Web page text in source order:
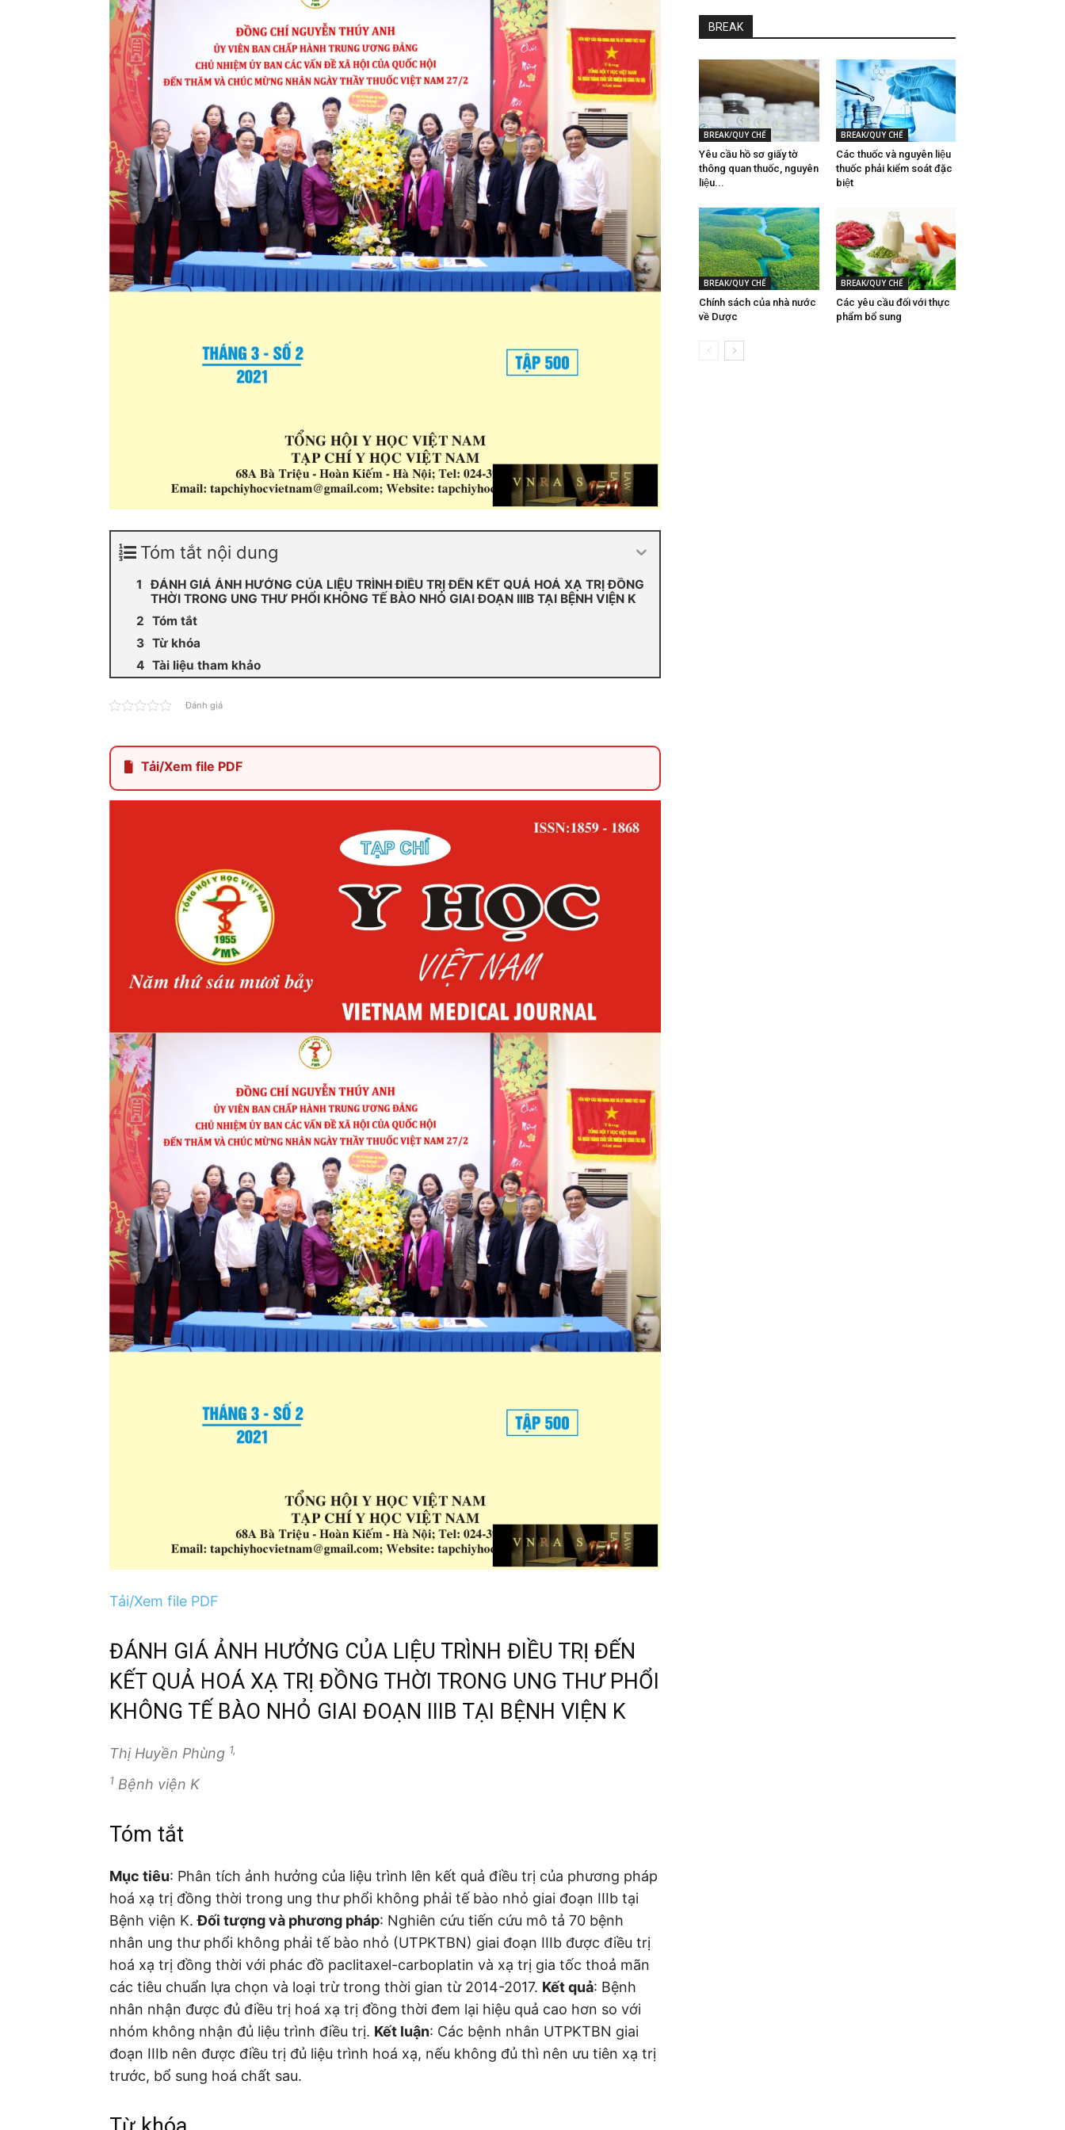
Tóm tắt nội dung
ĐÁNH GIÁ ẢNH HƯỞNG CỦA LIỆU TRÌNH ĐIỀU TRỊ ĐẾN KẾT QUẢ HOÁ XẠ TRỊ ĐỒNG
THỜI TRONG UNG THƯ PHỔI KHÔNG TẾ BÀO NHỎ GIAI ĐOẠN IIIB TẠI BỆNH VIỆN K
Tóm tắt
Từ khóa
Tài liệu tham khảo
Đánh giá
Tải/Xem file PDF
Tải/Xem file PDF
ĐÁNH GIÁ ẢNH HƯỞNG CỦA LIỆU TRÌNH ĐIỀU TRỊ ĐẾN
KẾT QUẢ HOÁ XẠ TRỊ ĐỒNG THỜI TRONG UNG THƯ PHỔI
KHÔNG TẾ BÀO NHỎ GIAI ĐOẠN IIIB TẠI BỆNH VIỆN K
Thị Huyền Phùng 1,
1 Bệnh viện K
Tóm tắt
Mục tiêu: Phân tích ảnh hưởng của liệu trình lên kết quả điều trị của phương pháp
hoá xạ trị đồng thời trong ung thư phổi không phải tế bào nhỏ giai đoạn IIIb tại
Bệnh viện K.Đối tượng và phương pháp: Nghiên cứu tiến cứu mô tả 70 bệnh
nhân ung thư phổi không phải tế bào nhỏ (UTPKTBN) giai đoạn IIIb được điều trị
hoá xạ trị đồng thời với phác đồ paclitaxel-carboplatin và xạ trị gia tốc thoả mãn
các tiêu chuẩn lựa chọn và loại trừ trong thời gian từ 2014-2017. Kết quả: Bệnh
nhân nhận được đủ điều trị hoá xạ trị đồng thời đem lại hiệu quả cao hơn so với
nhóm không nhận đủ liệu trình điều trị. Kết luận: Các bệnh nhân UTPKTBN giai
đoạn IIIb nên được điều trị đủ liệu trình hoá xạ, nếu không đủ thì nên ưu tiên xạ trị
trước, bổ sung hoá chất sau.
BREAK
BREAK/QUY CHẾ
Yêu cầu hồ sơ giấy tờ
thông quan thuốc, nguyên
liệu...
BREAK/QUY CHẾ
Các thuốc và nguyên liệu
thuốc phải kiểm soát đặc
biệt
BREAK/QUY CHẾ
Chính sách của nhà nước
về Dược
BREAK/QUY CHẾ
Các yêu cầu đối với thực
phẩm bổ sung